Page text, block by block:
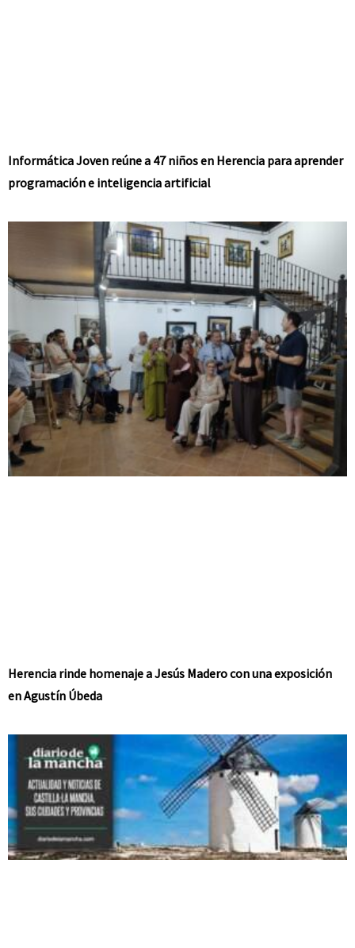
Informática Joven reúne a 47 niños en Herencia para aprender
programación e inteligencia artificial
Herencia rinde homenaje a Jesús Madero con una exposición
en Agustín Úbeda